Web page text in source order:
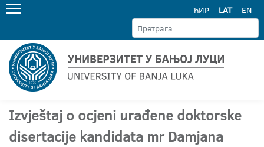
ЋИР LAT EN
Izvještaj o ocjeni urađene doktorske
disertacije kandidata mr Damjana